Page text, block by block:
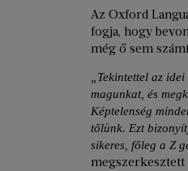
Az Oxford
fogja, hogy
még ő sem
„Tekintettel az
magunkat, és
Képtelenség
tőlünk. Ezt
sikeres, főleg a Z